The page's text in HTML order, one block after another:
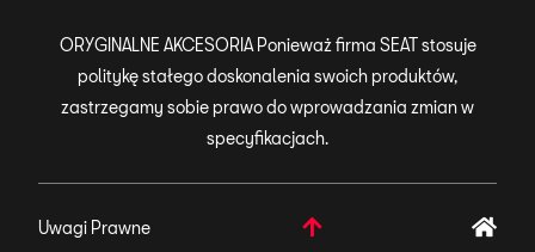
ORYGINALNE AKCESORIA Ponieważ firma SEAT stosuje
politykę stałego doskonalenia swoich produktów,
zastrzegamy sobie prawo do wprowadzania zmian w
specyfikacjach.
Uwagi Prawne